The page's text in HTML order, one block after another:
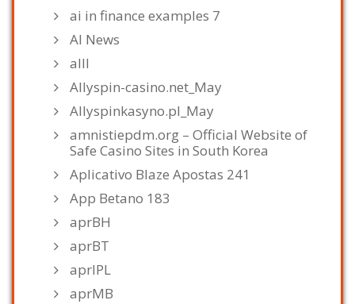
ai in finance examples 7
AI News
alll
Allyspin-casino.net_May
Allyspinkasyno.pl_May
amnistiepdm.org – Official Website of
Safe Casino Sites in South Korea
Aplicativo Blaze Apostas 241
App Betano 183
aprBH
aprBT
aprIPL
aprMB